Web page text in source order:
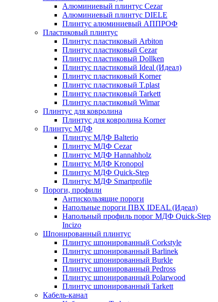
Алюминиевый плинтус Cezar
Алюминиевый плинтус DIELE
Плинтус алюминиевый АППРОФ
Пластиковый плинтус
Плинтус пластиковый Arbiton
Плинтус пластиковый Cezar
Плинтус пластиковый Dollken
Плинтус пластиковый Ideal (Идеал)
Плинтус пластиковый Korner
Плинтус пластиковый T.plast
Плинтус пластиковый Tarkett
Плинтус пластиковый Wimar
Плинтус для ковролина
Плинтус для ковролина Korner
Плинтус МДФ
Плинтус МДФ Balterio
Плинтус МДФ Cezar
Плинтус МДФ Hannahholz
Плинтус МДФ Kronopol
Плинтус МДФ Quick-Step
Плинтус МДФ Smartprofile
Пороги, профили
Антискользящие пороги
Напольные пороги ПВХ IDEAL (Идеал)
Напольный профиль порог МДФ Quick-Step
Incizo
Шпонированный плинтус
Плинтус шпонированный Corkstyle
Плинтус шпонированный Barlinek
Плинтус шпонированный Burkle
Плинтус шпонированный Pedross
Плинтус шпонированный Polarwood
Плинтус шпонированный Tarkett
Кабель-канал